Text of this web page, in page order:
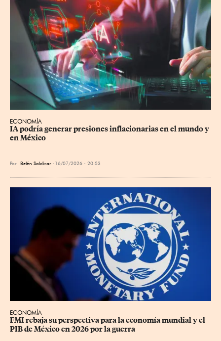
ECONOMÍA
IA podría generar presiones inflacionarias en el mundo y
en México
Por Belén Saldívar 16/07/2026 - 20:53
ECONOMÍA
FMI rebaja su perspectiva para la economía mundial y el
PIB de México en 2026 por la guerra